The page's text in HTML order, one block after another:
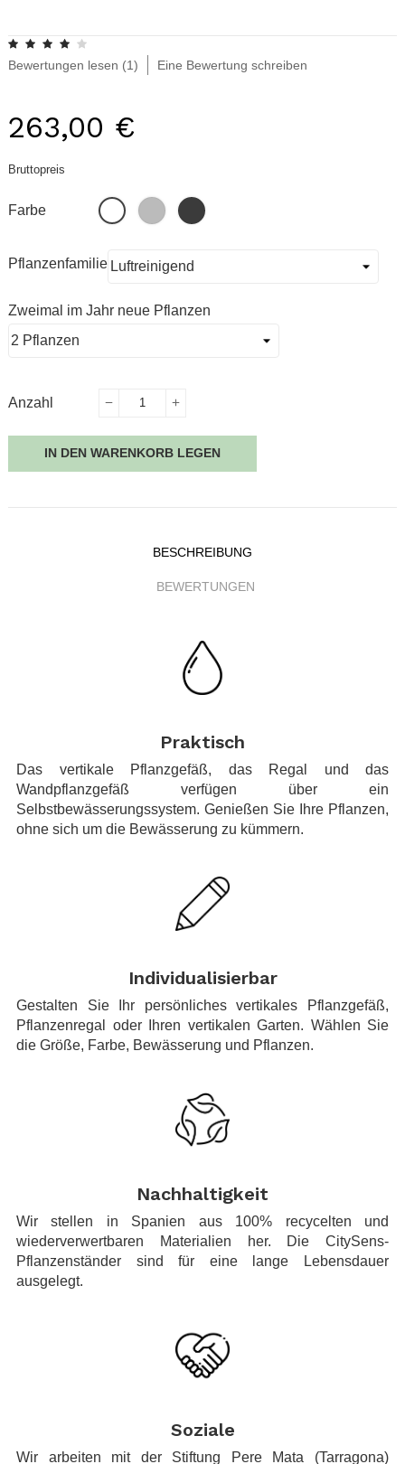
Bewertungen lesen (1) Eine Bewertung schreiben
263,00 €
Bruttopreis
Farbe Weiß Grau Schwarz
Pflanzenfamilie
Zweimal im Jahr neue Pflanzen
Anzahl
IN DEN WARENKORB LEGEN
BESCHREIBUNG
BEWERTUNGEN
Praktisch
Das vertikale Pflanzgefäß, das Regal und das
Wandpflanzgefäß verfügen über ein
Selbstbewässerungssystem. Genießen Sie Ihre Pflanzen,
ohne sich um die Bewässerung zu kümmern.
Individualisierbar
Gestalten Sie Ihr persönliches vertikales Pflanzgefäß,
Pflanzenregal oder Ihren vertikalen Garten. Wählen Sie
die Größe, Farbe, Bewässerung und Pflanzen.
Nachhaltigkeit
Wir stellen in Spanien aus 100% recycelten und
wiederverwertbaren Materialien her. Die CitySens-
Pflanzenständer sind für eine lange Lebensdauer
ausgelegt.
Soziale
Wir arbeiten mit der Stiftung Pere Mata (Tarragona)